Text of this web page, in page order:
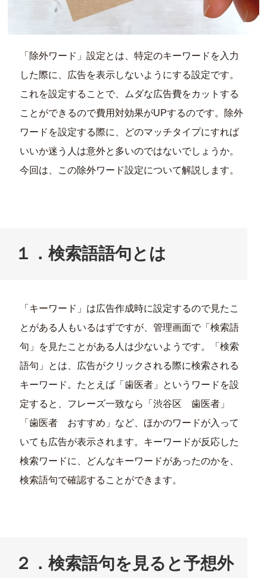
「除外ワード」設定とは、特定のキーワードを入力
した際に、広告を表示しないようにする設定です。
これを設定することで、ムダな広告費をカットする
ことができるので費用対効果がUPするのです。除外
ワードを設定する際に、どのマッチタイプにすれば
いいか迷う人は意外と多いのではないでしょうか。
今回は、この除外ワード設定について解説します。
１．検索語語句とは
「キーワード」は広告作成時に設定するので見たこ
とがある人もいるはずですが、管理画面で「検索語
句」を見たことがある人は少ないようです。「検索
語句」とは、広告がクリックされる際に検索される
キーワード。たとえば「歯医者」というワードを設
定すると、フレーズ一致なら「渋谷区 歯医者」
「歯医者 おすすめ」など、ほかのワードが入って
いても広告が表示されます。キーワードが反応した
検索ワードに、どんなキーワードがあったのかを、
検索語句で確認することができます。
２．検索語句を見ると予想外